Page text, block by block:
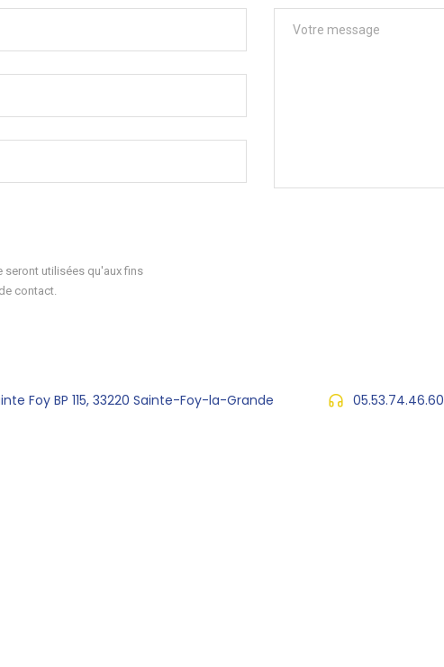
utilisées qu'aux fins
contact.
Foy BP 115, 33220 Sainte-Foy-la-Grande 05.53.74.46.60